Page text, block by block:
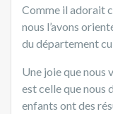
Comme il adorait
nous l’avons
du département
Une joie que nous
est celle que nous
enfants ont des